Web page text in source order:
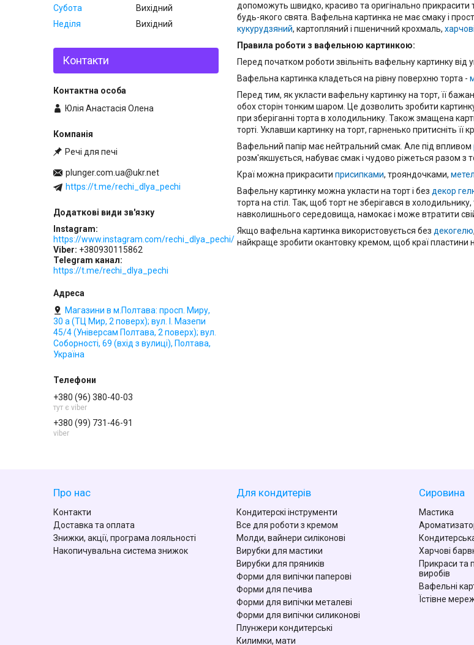
допоможуть швидко, красиво та оригінально
будь-якого свята. Вафельна картинка не має смаку і
кукурудзяний, картопляний і пшеничний крохмаль,
Правила роботи з вафельною картинкою:
Перед початком роботи звільніть вафельну картинку
Вафельна картинка кладеться на рівну поверхню торта -
Перед тим, як укласти вафельну картинку на торт, її
обох сторін тонким шаром. Це дозволить зробити
при зберіганні торта в холодильнику. Також змащена
торті. Уклавши картинку на торт, гарненько притисніть її
Вафельний папір має нейтральний смак. Але під впливом
розм'якшується, набуває смак і чудово ріжеться разом з
Краї можна прикрасити присипками, трояндочками,
Вафельну картинку можна укласти на торт і без декор
торта на стіл. Так, щоб торт не зберігався в
навколишнього середовища, намокає і може втратити
Якщо вафельна картинка використовується без декогелю
найкраще зробити окантовку кремом, щоб краї пластини
Субота
Вихідний
Неділя
Вихідний
Контакти
Юлія Анастасія Олена
Речі для печі
plunger.com.ua@ukr.net
https://t.me/rechi_dlya_pechi
Instagram
https://www.instagram.com/rechi_dlya_pechi/
Viber +380930115862
Telegram канал
https://t.me/rechi_dlya_pechi
Магазини в м.Полтава: просп. Миру,
30 а (ТЦ Мир, 2 поверх); вул. І. Мазепи
45/4 (Універсам Полтава, 2 поверх); вул.
Соборності, 69 (вхід з вулиці), Полтава,
Україна
+380 (96) 380-40-03
тут є viber
+380 (99) 731-46-91
viber
Про нас
Контакти
Доставка та оплата
Знижки, акції, програма лояльності
Накопичувальна система знижок
Для кондитерів
Кондитерскі інструменти
Все для роботи з кремом
Молди, вайнери силіконові
Вирубки для мастики
Вирубки для пряників
Форми для випічки паперові
Форми для печива
Форми для випічки металеві
Форми для випічки силиконові
Плунжери кондитерські
Килимки, мати
Сировина
Мастика
Харчові
Прикраси та
виробів
Вафельні
Їстівне